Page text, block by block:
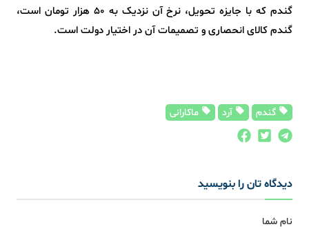
گندم که با جایزه تحویل، نرخ آن نزدیک به ۵۰ هزار تومان است،
گندم کالای انحصاری و تصمیمات آن در اختیار دولت است.
گندم آرد ماکارانی
دیدگاه تان را بنویسید
نام شما